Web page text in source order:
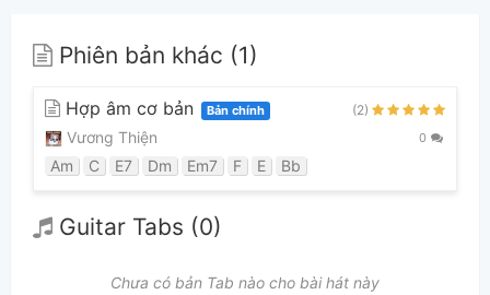
Phiên bản khác (1)
Hợp âm cơ bản Bản chính (2)
Vương Thiện 0
Am C E7 Dm Em7 F E Bb
Guitar Tabs (0)
Chưa có bản Tab nào cho bài hát này